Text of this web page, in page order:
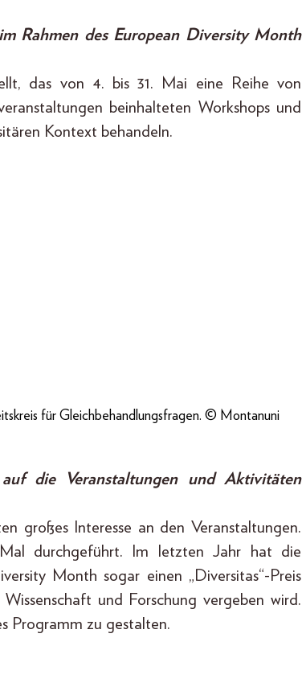
Rahmen des European Diversity Month
das von 4. bis 31. Mai eine Reihe von
beinhalteten Workshops und
Kontext behandeln.
für Gleichbehandlungsfragen. © Montanuni
die Veranstaltungen und Aktivitäten
großes Interesse an den Veranstaltungen.
durchgeführt. Im letzten Jahr hat die
Month sogar einen „Diversitas“-Preis
und Forschung vergeben wird.
Programm zu gestalten.